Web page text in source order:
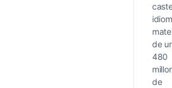
de
480
de